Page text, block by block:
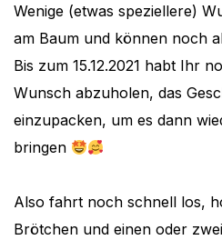
Wenige (etwas speziellere)
am Baum und können noch
Bis zum 15.12.2021 habt Ihr
Wunsch abzuholen, das
einzupacken, um es dann
bringen
Also fahrt noch schnell los,
Brötchen und einen oder